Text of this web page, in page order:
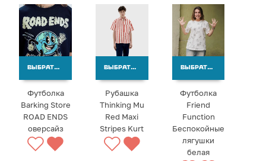
ВЫБРАТЬ ВАРИАНТЫ
Футболка
Barking Store
ROAD ENDS
оверсайз
ВЫБРАТЬ ВАРИАНТЫ
Рубашка
Thinking Mu
Red Maxi
Stripes Kurt
ВЫБРАТЬ ВАРИАНТЫ
Футболка
Friend
Function
Беспокойные
лягушки
белая